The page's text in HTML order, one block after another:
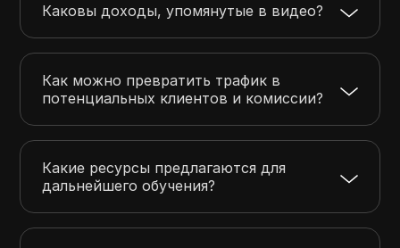
Каковы доходы, упомянутые в видео?
Как можно превратить трафик в
потенциальных клиентов и комиссии?
Какие ресурсы предлагаются для
дальнейшего обучения?